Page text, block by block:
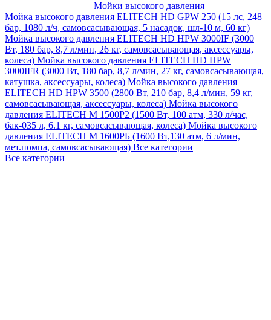
Мойки высокого давления
Мойка высокого давления ELITECH HD GPW 250 (15 лс, 248
бар, 1080 л/ч, самовсасывающая, 5 насадок, шл-10 м, 60 кг)
Мойка высокого давления ELITECH HD HPW 3000IF (3000
Вт, 180 бар, 8,7 л/мин, 26 кг, самовсасывающая, аксессуары,
колеса) Мойка высокого давления ELITECH HD HPW
3000IFR (3000 Вт, 180 бар, 8,7 л/мин, 27 кг, самовсасывающая,
катушка, аксессуары, колеса) Мойка высокого давления
ELITECH HD HPW 3500 (2800 Вт, 210 бар, 8,4 л/мин, 59 кг,
самовсасывающая, аксессуары, колеса) Мойка высокого
давления ELITECH M 1500P2 (1500 Вт, 100 атм, 330 л/час,
бак-035 л, 6.1 кг, самовсасывающая, колеса) Мойка высокого
давления ELITECH М 1600РБ (1600 Вт,130 атм, 6 л/мин,
мет.помпа, самовсасывающая) Все категории
Все категории